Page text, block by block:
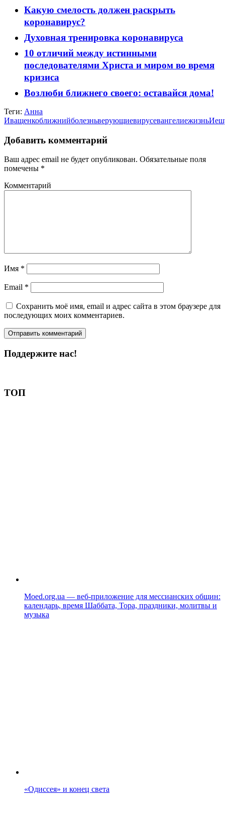
Какую смелость должен раскрыть
коронавирус?
Духовная тренировка коронавируса
10 отличий между истинными
последователями Христа и миром во время
кризиса
Возлюби ближнего своего: оставайся дома!
Теги: Анна
Иващенкоближнийболезньверующиевирусевангелиежизнь
Добавить комментарий
Ваш адрес email не будет опубликован. Обязательные поля
помечены *
Комментарий
Имя *
Email *
Сохранить моё имя, email и адрес сайта в этом браузере для
последующих моих комментариев.
Поддержите нас!
ТОП
Moed.org.ua — веб-приложение для мессианских общин:
календарь, время Шаббата, Тора, праздники, молитвы и
музыка
«Одиссея» и конец света